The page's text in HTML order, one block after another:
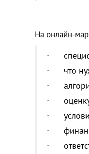
На онлайн-
·
· что
·
· оценку
·
·
·